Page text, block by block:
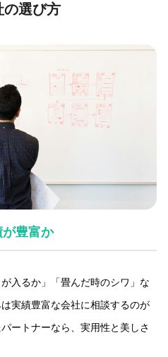
の選び方
豊富か
入るか」「畳んだ時のシワ」な
実績豊富な会社に相談するのが
ートナーなら、実用性と美しさ